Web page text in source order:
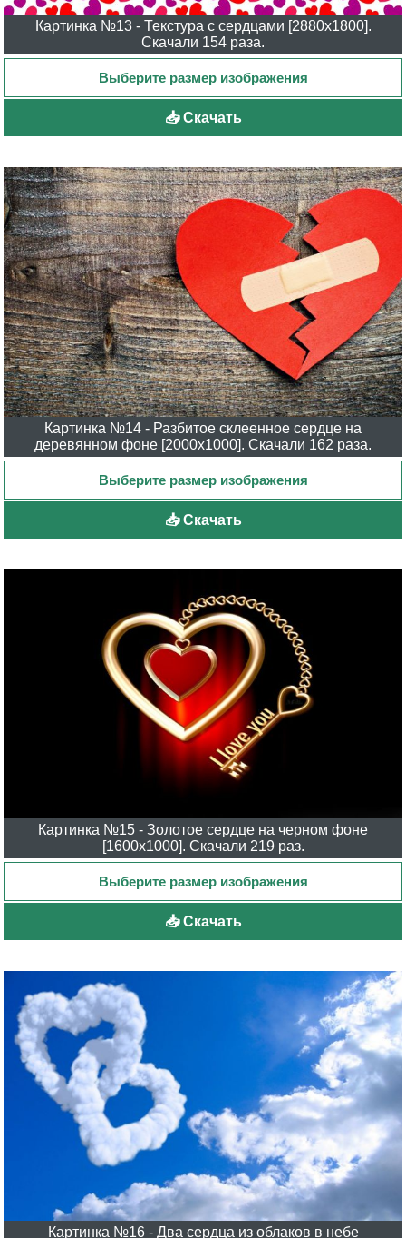
Картинка №13 - Текстура с сердцами [2880x1800].
Скачали 154 раза.
📥 Скачать
Картинка №14 - Разбитое склеенное сердце на
деревянном фоне [2000x1000]. Скачали 162 раза.
📥 Скачать
Картинка №15 - Золотое сердце на черном фоне
[1600x1000]. Скачали 219 раз.
📥 Скачать
Картинка №16 - Два сердца из облаков в небе